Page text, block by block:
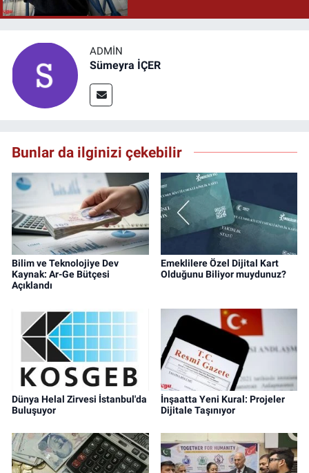
ADMIN
Sümeyra İÇER
Bunlar da ilginizi çekebilir
Bilim ve Teknolojiye Dev
Kaynak: Ar-Ge Bütçesi
Açıklandı
Emeklilere Özel Dijital Kart
Olduğunu Biliyor muydunuz?
Dünya Helal Zirvesi İstanbul'da
Buluşuyor
İnşaatta Yeni Kural: Projeler
Dijitale Taşınıyor